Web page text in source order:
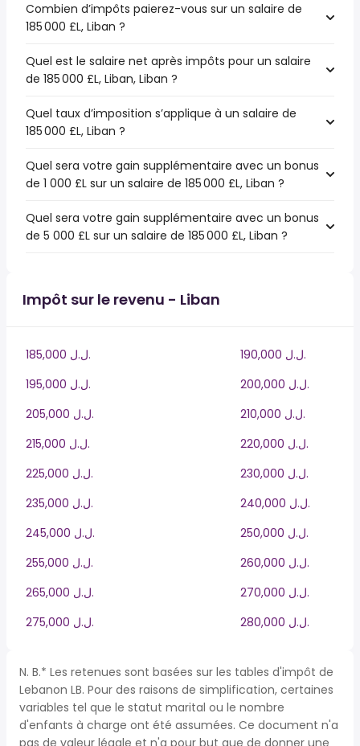
Combien d’impôts paierez-vous sur un salaire de
185 000 £L, Liban ?
Quel est le salaire net après impôts pour un salaire
de 185 000 £L, Liban, Liban ?
Quel taux d’imposition s’applique à un salaire de
185 000 £L, Liban ?
Quel sera votre gain supplémentaire avec un bonus
de 1 000 £L sur un salaire de 185 000 £L, Liban ?
Quel sera votre gain supplémentaire avec un bonus
de 5 000 £L sur un salaire de 185 000 £L, Liban ?
Impôt sur le revenu - Liban
185,000 ل.ل.‎
190,000 ل.ل.‎
195,000 ل.ل.‎
200,000 ل.ل.‎
205,000 ل.ل.‎
210,000 ل.ل.‎
215,000 ل.ل.‎
220,000 ل.ل.‎
225,000 ل.ل.‎
230,000 ل.ل.‎
235,000 ل.ل.‎
240,000 ل.ل.‎
245,000 ل.ل.‎
250,000 ل.ل.‎
255,000 ل.ل.‎
260,000 ل.ل.‎
265,000 ل.ل.‎
270,000 ل.ل.‎
275,000 ل.ل.‎
280,000 ل.ل.‎
N. B.* Les retenues sont basées sur les tables d'impôt de
Lebanon LB. Pour des raisons de simplification, certaines
variables tel que le statut marital ou le nombre
d'enfants à charge ont été assumées. Ce document n'a
pas de valeur légale et n'a pour but que de donner une